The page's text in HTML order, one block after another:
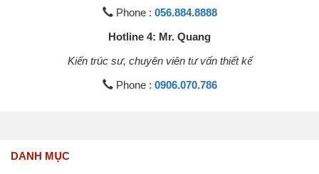
Phone : 056.884.8888
Hotline 4: Mr. Quang
Kiến trúc sư, chuyên viên tư vấn thiết kế
Phone : 0906.070.786
DANH MỤC